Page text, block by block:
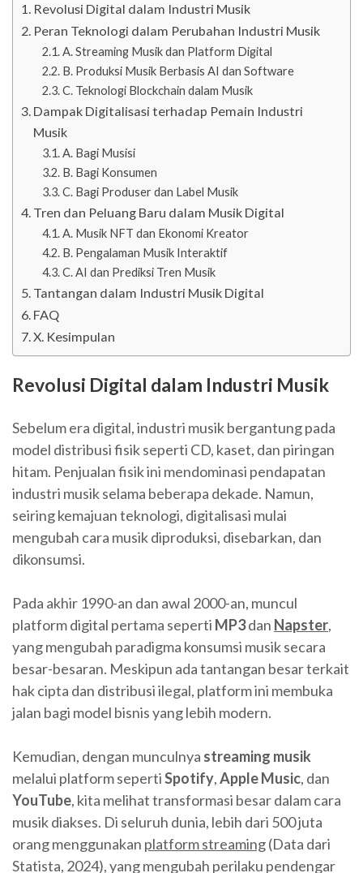
Revolusi Digital dalam Industri Musik
Peran Teknologi dalam Perubahan Industri Musik
A. Streaming Musik dan Platform Digital
B. Produksi Musik Berbasis AI dan Software
C. Teknologi Blockchain dalam Musik
Dampak Digitalisasi terhadap Pemain Industri
Musik
A. Bagi Musisi
B. Bagi Konsumen
C. Bagi Produser dan Label Musik
Tren dan Peluang Baru dalam Musik Digital
A. Musik NFT dan Ekonomi Kreator
B. Pengalaman Musik Interaktif
C. AI dan Prediksi Tren Musik
Tantangan dalam Industri Musik Digital
FAQ
X. Kesimpulan
Revolusi Digital dalam Industri Musik
Sebelum era digital, industri musik bergantung pada
model distribusi fisik seperti CD, kaset, dan piringan
hitam. Penjualan fisik ini mendominasi pendapatan
industri musik selama beberapa dekade. Namun,
seiring kemajuan teknologi, digitalisasi mulai
mengubah cara musik diproduksi, disebarkan, dan
dikonsumsi.
Pada akhir 1990-an dan awal 2000-an, muncul
platform digital pertama seperti MP3dan Napster,
yang mengubah paradigma konsumsi musik secara
besar-besaran. Meskipun ada tantangan besar terkait
hak cipta dan distribusi ilegal, platform ini membuka
jalan bagi model bisnis yang lebih modern.
Kemudian, dengan munculnya streaming musik
melalui platform sepertiSpotify,Apple Music, dan
YouTube, kita melihat transformasi besar dalam cara
musik diakses. Di seluruh dunia, lebih dari 500 juta
orang menggunakan platform streaming(Data dari
Statista, 2024), yang mengubah perilaku pendengar